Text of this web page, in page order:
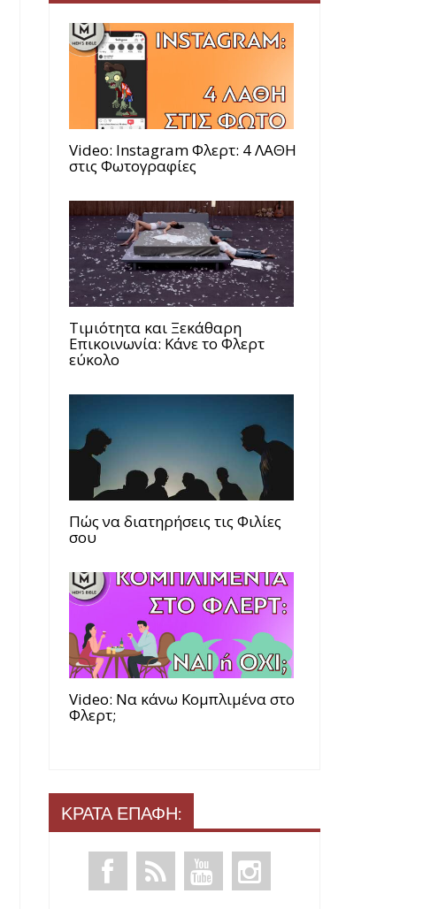
Video: Instagram Φλερτ: 4 ΛΑΘΗ
στις Φωτογραφίες
Τιμιότητα και Ξεκάθαρη
Επικοινωνία: Κάνε το Φλερτ
εύκολο
Πώς να διατηρήσεις τις Φιλίες
σου
Video: Να κάνω Κομπλιμένα στο
Φλερτ;
ΚΡΑΤΑ ΕΠΑΦΗ: